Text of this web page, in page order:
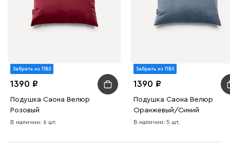
1790
Жёлтый Розовый
Вулли
Забрать из ПВЗ
1390
Подушка Саона Велюр
Розовый
В наличии: 6 шт.
Забрать из ПВЗ
1390
Подушка Саона Велюр
Оранжевый/Синий
В наличии: 5 шт.